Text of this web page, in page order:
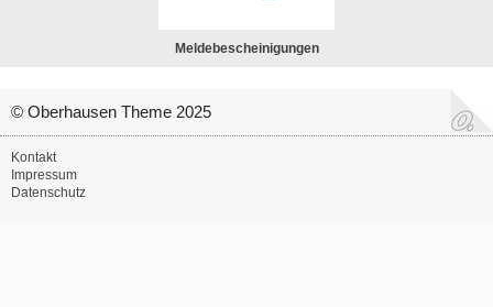
Meldebescheinigungen
© Oberhausen Theme 2025
Kontakt
Impressum
Datenschutz